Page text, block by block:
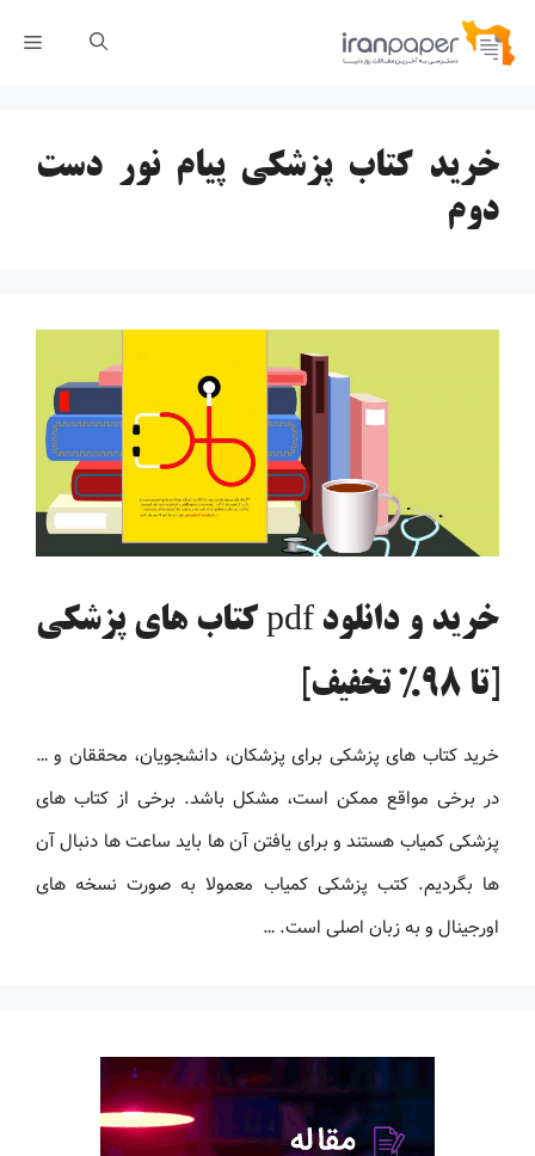
پرش
خرید کتاب پزشکی پیام نور دست
دوم
خرید و دانلود pdf کتاب های پزشکی
[تا 98% تخفیف]
خرید کتاب های پزشکی برای پزشکان، دانشجویان، محققان و …
در برخی مواقع ممکن است، مشکل باشد. برخی از کتاب های
پزشکی کمیاب هستند و برای یافتن آن ها باید ساعت ها دنبال آن
ها بگردیم. کتب پزشکی کمیاب معمولا به صورت نسخه های
اورجینال و به زبان اصلی است. …